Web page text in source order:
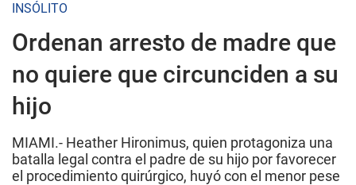
INSÓLITO
Ordenan arresto de madre que
no quiere que circunciden a su
hijo
MIAMI.- Heather Hironimus, quien protagoniza una
batalla legal contra el padre de su hijo por favorecer
el procedimiento quirúrgico, huyó con el menor pese